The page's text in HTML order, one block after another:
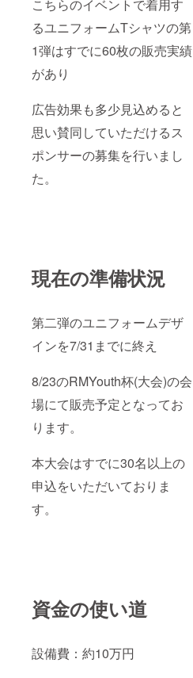
こちらのイベントで着用す
るユニフォームTシャツの第
1弾はすでに60枚の販売実績
があり
広告効果も多少見込めると
思い賛同していただけるス
ポンサーの募集を行いまし
た。
現在の準備状況
第二弾のユニフォームデザ
インを7/31までに終え
8/23のRMYouth杯(大会)の会
場にて販売予定となってお
ります。
本大会はすでに30名以上の
申込をいただいておりま
す。
資金の使い道
設備費：約10万円